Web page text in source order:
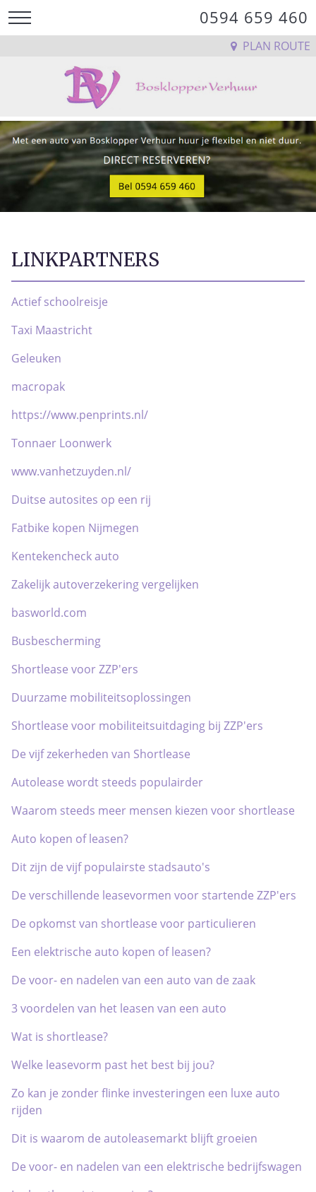
0594 659 460
PLAN ROUTE
LINKPARTNERS
Actief schoolreisje
Taxi Maastricht
Geleuken
macropak
https://www.penprints.nl/
Tonnaer Loonwerk
www.vanhetzuyden.nl/
Duitse autosites op een rij
Fatbike kopen Nijmegen
Kentekencheck auto
Zakelijk autoverzekering vergelijken
basworld.com
Busbescherming
Shortlease voor ZZP'ers
Duurzame mobiliteitsoplossingen
Shortlease voor mobiliteitsuitdaging bij ZZP'ers
De vijf zekerheden van Shortlease
Autolease wordt steeds populairder
Waarom steeds meer mensen kiezen voor shortlease
Auto kopen of leasen?
Dit zijn de vijf populairste stadsauto's
De verschillende leasevormen voor startende ZZP'ers
De opkomst van shortlease voor particulieren
Een elektrische auto kopen of leasen?
De voor- en nadelen van een auto van de zaak
3 voordelen van het leasen van een auto
Wat is shortlease?
Welke leasevorm past het best bij jou?
Zo kan je zonder flinke investeringen een luxe auto
rijden
Dit is waarom de autoleasemarkt blijft groeien
De voor- en nadelen van een elektrische bedrijfswagen